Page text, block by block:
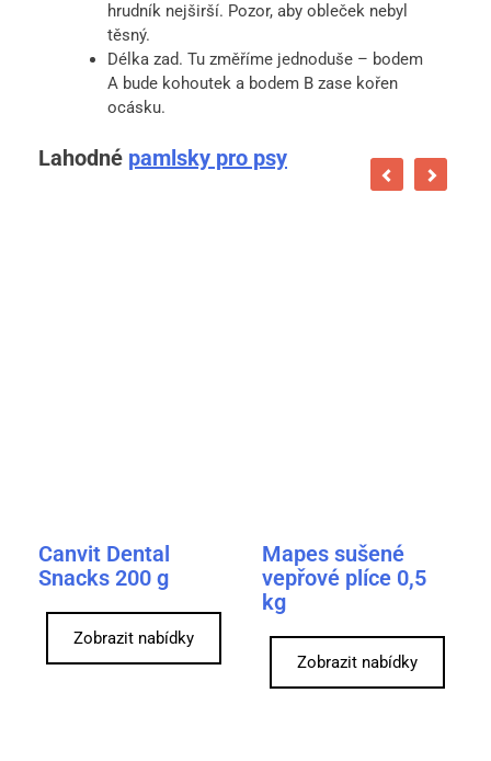
hrudník nejširší. Pozor, aby obleček nebyl
těsný.
Délka zad. Tu změříme jednoduše – bodem
A bude kohoutek a bodem B zase kořen
ocásku.
Lahodné pamlsky pro psy
Canvit Dental
Snacks 200 g
Zobrazit nabídky
Mapes sušené
vepřové plíce 0,5
kg
Zobrazit nabídky